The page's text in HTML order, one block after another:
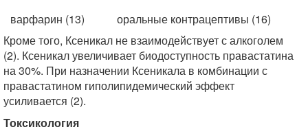
варфарин (13)
оральные контрацептивы (16)
Кроме того, Ксеникал не взаимодействует с алкоголем
(2). Ксеникал увеличивает биодоступность правастатина
на 30%. При назначении Ксеникала в комбинации с
правастатином гиполипидемический эффект
усиливается (2).
Токсикология